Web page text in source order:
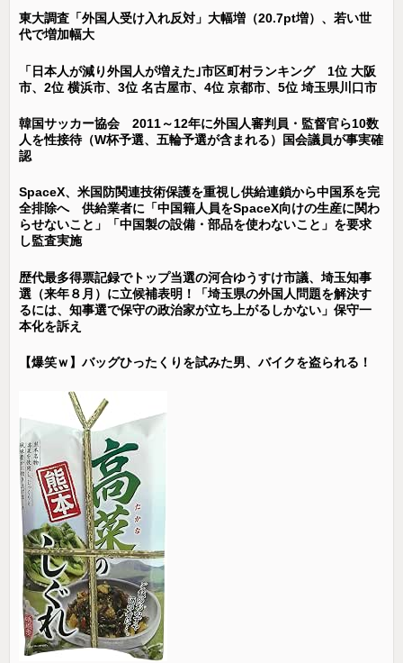
東大調査「外国人受け入れ反対」大幅増（20.7pt増）、若い世
代で増加幅大
「日本人が減り外国人が増えた｣市区町村ランキング 1位 大阪
市、2位 横浜市、3位 名古屋市、4位 京都市、5位 埼玉県川口市
韓国サッカー協会 2011～12年に外国人審判員・監督官ら10数
人を性接待（W杯予選、五輪予選が含まれる）国会議員が事実確
認
SpaceX、米国防関連技術保護を重視し供給連鎖から中国系を完
全排除へ 供給業者に「中国籍人員をSpaceX向けの生産に関わ
らせないこと」「中国製の設備・部品を使わないこと」を要求
し監査実施
歴代最多得票記録でトップ当選の河合ゆうすけ市議、埼玉知事
選（来年８月）に立候補表明！「埼玉県の外国人問題を解決す
るには、知事選で保守の政治家が立ち上がるしかない」保守一
本化を訴え
【爆笑ｗ】バッグひったくりを試みた男、バイクを盗られる！